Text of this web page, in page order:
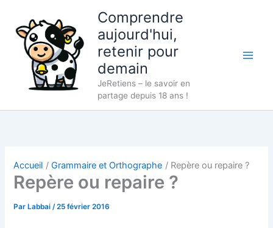
contenu
Comprendre
aujourd'hui,
retenir pour
demain
JeRetiens – le savoir en
partage depuis 18 ans !
Accueil Grammaire et Orthographe Repère ou repaire ?
Repère ou repaire ?
Par Labbai/25 février 2016